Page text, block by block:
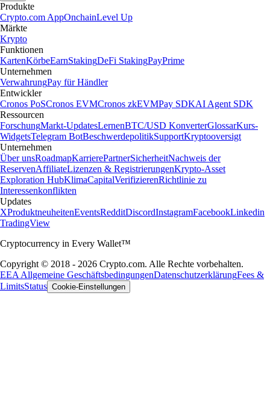
Produkte
Crypto.com AppOnchainLevel Up
Märkte
Krypto
Funktionen
KartenKörbeEarnStakingDeFi StakingPayPrime
Unternehmen
VerwahrungPay für Händler
Entwickler
Cronos PoSCronos EVMCronos zkEVMPay SDKAI Agent SDK
Ressourcen
ForschungMarkt-UpdatesLernenBTC/USD KonverterGlossarKurs-
WidgetsTelegram BotBeschwerdepolitikSupportKryptooversigt
Unternehmen
Über unsRoadmapKarrierePartnerSicherheitNachweis der
ReservenAffiliateLizenzen & RegistrierungenKrypto-Asset
Exploration HubKlimaCapitalVerifizierenRichtlinie zu
Interessenkonflikten
Updates
XProduktneuheitenEventsRedditDiscordInstagramFacebookLinkedin
TradingView
Cryptocurrency in Every Wallet™
Copyright © 2018 - 2026 Crypto.com. Alle Rechte vorbehalten.
EEA Allgemeine GeschäftsbedingungenDatenschutzerklärungFees &
LimitsStatus Cookie-Einstellungen